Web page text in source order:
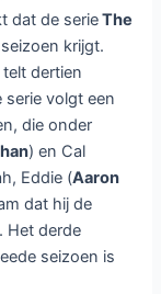
dat de serieThe
krijgt.
dertien
serie volgt een
die onder
) en Cal
Eddie (Aaron
dat hij de
Het derde
seizoen is